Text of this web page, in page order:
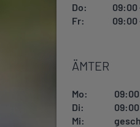
Do:
09:00
Fr:
09:00
ÄMTER
Mo:
Di:
Mi: